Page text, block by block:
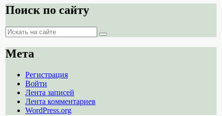
Поиск по сайту
Поиск
Поиск
Мета
Регистрация
Войти
Лента записей
Лента комментариев
WordPress.org